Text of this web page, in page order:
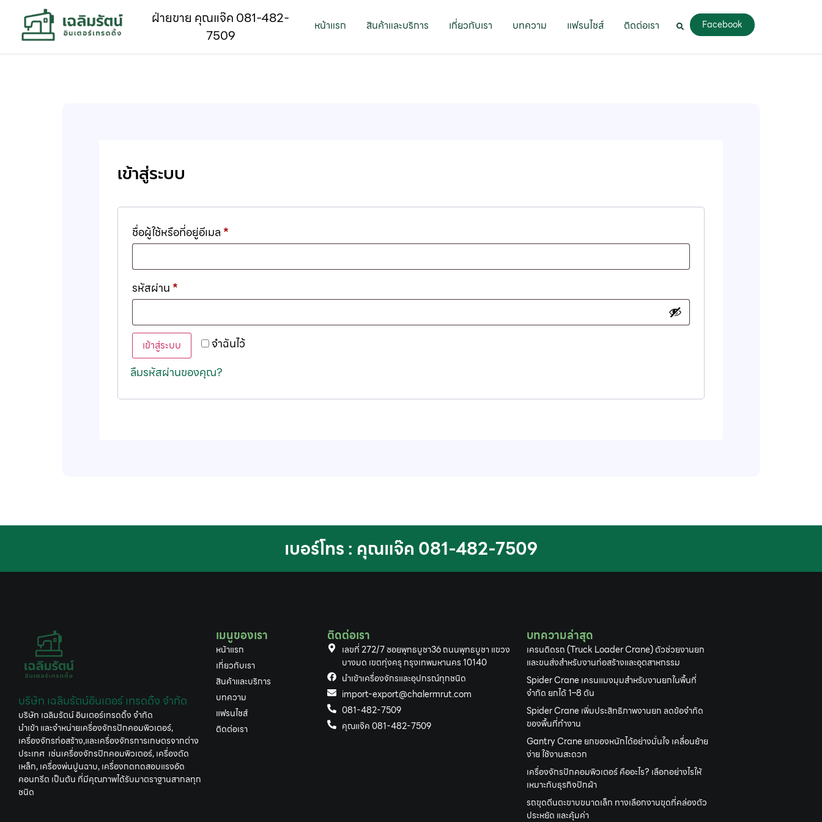
ฝ่ายขาย คุณแจ๊ค 081-482-
7509
หน้าแรก สินค้าและบริการ เกี่ยวกับเรา บทความ แฟรนไชส์ ติดต่อเรา Facebook
เข้าสู่ระบบ
ชื่อผู้ใช้หรือที่อยู่อีเมล *
รหัสผ่าน *
จำฉันไว้
เข้าสู่ระบบ
ลืมรหัสผ่านของคุณ?
เบอร์โทร : คุณแจ๊ค 081-482-7509
บริษัท เฉลิมรัตน์อินเตอร์ เทรดดิ้ง จำกัด
บริษัท เฉลิมรัตน์ อินเตอร์เทรดดิ้ง จำกัด
นำเข้า และจำหน่ายเครื่องจักรปักคอมพิวเตอร์,
เครื่องจักรก่อสร้าง,และเครื่องจักรการเกษตรจากต่าง
ประเทศ เช่นเครื่องจักรปักคอมพิวเตอร์, เครื่องตัด
เหล็ก, เครื่องพ่นปูนฉาบ, เครื่องกดทดสอบแรงอัด
คอนกรีต เป็นต้น ที่มีคุณภาพได้รับมาตราฐานสากลทุก
ชนิด
เมนูของเรา
หน้าแรก
เกี่ยวกับเรา
สินค้าและบริการ
บทความ
แฟรนไชส์
ติดต่อเรา
ติดต่อเรา
เลขที่ 272/7 ซอยพุทธบูชา36 ถนนพุทธบูชา แขวง
บางมด เขตทุ่งครุ กรุงเทพมหานคร 10140
นำเข้าเครื่องจักรและอุปกรณ์ทุกชนิด
import-export@chalermrut.com
081-482-7509
คุณแจ๊ค 081-482-7509
บทความล่าสุด
เครนติดรถ (Truck Loader Crane) ตัวช่วยงานยก
และขนส่งสำหรับงานก่อสร้างและอุตสาหกรรม
Spider Crane เครนแมงมุมสำหรับงานยกในพื้นที่
จำกัด ยกได้ 1–8 ตัน
Spider Crane เพิ่มประสิทธิภาพงานยก ลดข้อจำกัด
ของพื้นที่ทำงาน
Gantry Crane ยกของหนักได้อย่างมั่นใจ เคลื่อนย้าย
ง่าย ใช้งานสะดวก
เครื่องจักรปักคอมพิวเตอร์ คืออะไร? เลือกอย่างไรให้
เหมาะกับธุรกิจปักผ้า
รถขุดตีนตะขาบขนาดเล็ก ทางเลือกงานขุดที่คล่องตัว
ประหยัด และคุ้มค่า